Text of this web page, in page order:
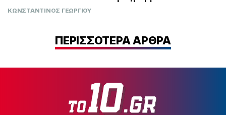
ΚΩΝΣΤΑΝΤΙΝΟΣ ΓΕΩΡΓΙΟΥ
ΠΕΡΙΣΣΟΤΕΡΑ ΑΡΘΡΑ